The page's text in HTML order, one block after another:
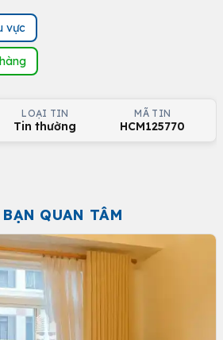
vực
LOẠI TIN
Tin thường
MÃ TIN
HCM125770
QUAN TÂM